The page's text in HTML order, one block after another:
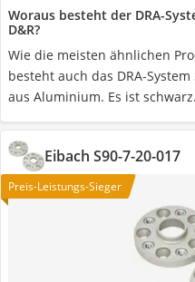
Woraus besteht der DRA-
D&R?
Wie die meisten ähnlichen
besteht auch das DRA-
aus Aluminium. Es ist schwarz.
Eibach S90-7-20-017
Preis-Leistungs-Sieger